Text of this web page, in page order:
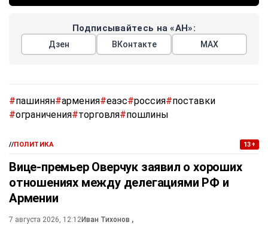
Подписывайтесь на «АН»:
Дзен ВКонтакте МАХ
#пашинян#армения#еаэс#россия#поставки
#ограничения#торговля#пошлины
//ПОЛИТИКА 13+
Вице-премьер Оверчук заявил о хороших
отношениях между делегациями РФ и
Армении
7 августа 2026, 12:12Иван Тихонов ,